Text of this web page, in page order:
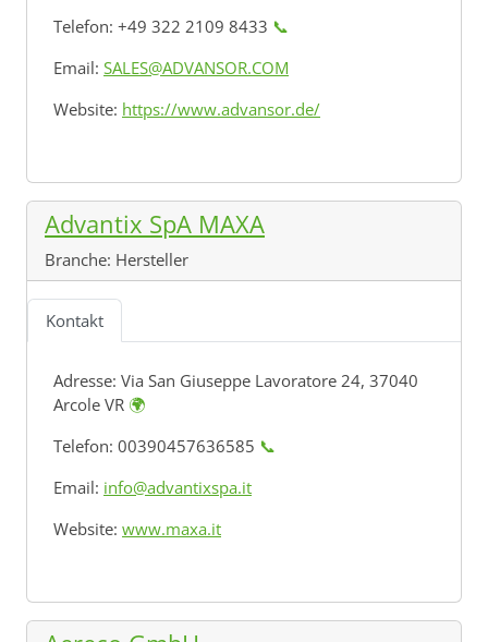
Telefon: +49 322 2109 8433 📞
Email: SALES@ADVANSOR.COM
Website: https://www.advansor.de/
Advantix SpA MAXA
Branche: Hersteller
Kontakt
Adresse: Via San Giuseppe Lavoratore 24, 37040
Arcole VR 🌍
Telefon: 00390457636585 📞
Email: info@advantixspa.it
Website: www.maxa.it